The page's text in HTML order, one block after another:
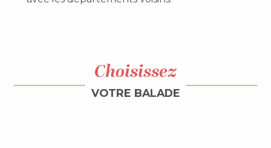
Choisissez
VOTRE BALADE